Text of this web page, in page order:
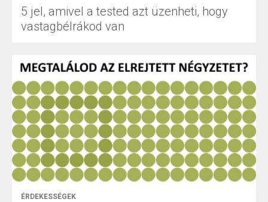
5 jel, amivel a tested azt üzenheti, hogy
vastagbélrákod van
ÉRDEKESSÉGEK